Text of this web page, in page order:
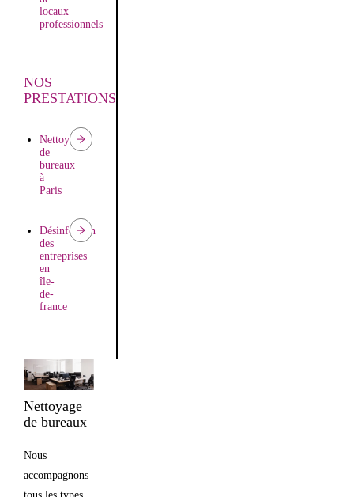
locaux
professionnels
NOS
PRESTATIONS
Nettoyage
de
bureaux
à
Paris
Désinfection
des
entreprises
en
île-
de-
france
Nettoyage
de bureaux
Nous
accompagnons